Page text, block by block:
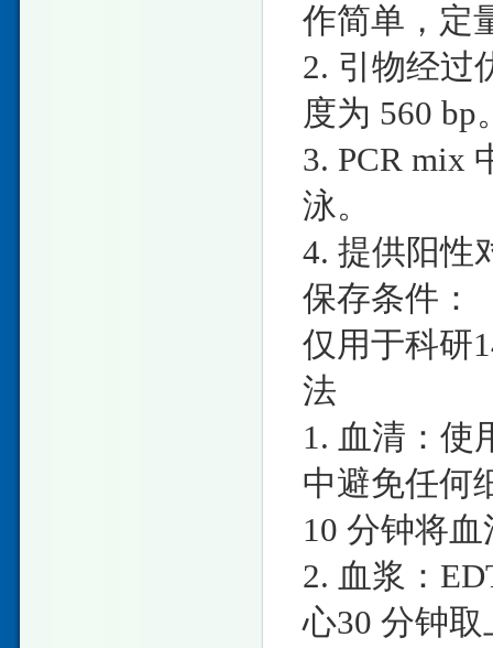
作简单，定
2. 引物经过
度为 560 bp
3. PCR mix
泳。
4. 提供阳性
保存条件：
仅用于科研
法
1. 血清：使
中避免任何
10 分钟将
2. 血浆：
心30 分钟取